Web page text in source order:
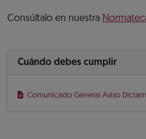
Consúltalo en nuestra
Cuándo debes cumplir
Comunicado General Aviso